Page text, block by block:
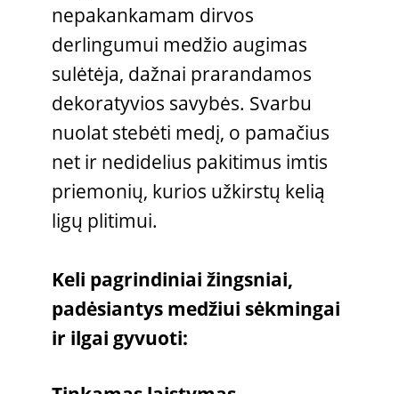
nepakankamam dirvos
derlingumui medžio augimas
sulėtėja, dažnai prarandamos
dekoratyvios savybės. Svarbu
nuolat stebėti medį, o pamačius
net ir nedidelius pakitimus imtis
priemonių, kurios užkirstų kelią
ligų plitimui.
Keli pagrindiniai žingsniai,
padėsiantys medžiui sėkmingai
ir ilgai gyvuoti: